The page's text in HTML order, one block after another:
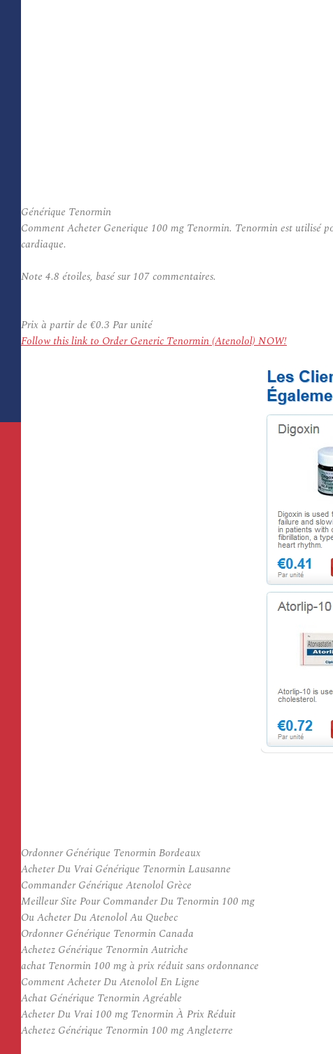
Générique Tenormin
Comment Acheter Generique 100 mg Tenormin. Tenormin est utilisé
cardiaque.
Note 4.8 étoiles, basé sur 107commentaires.
Prix à partir de €0.3 Par unité
Follow this link to Order Generic Tenormin (Atenolol) NOW!
Ordonner Générique Tenormin Bordeaux
Acheter Du Vrai Générique Tenormin Lausanne
Commander Générique Atenolol Grèce
Meilleur Site Pour Commander Du Tenormin 100 mg
Ou Acheter Du Atenolol Au Quebec
Ordonner Générique Tenormin Canada
Achetez Générique Tenormin Autriche
achat Tenormin 100 mg à prix réduit sans ordonnance
Comment Acheter Du Atenolol En Ligne
Achat Générique Tenormin Agréable
Acheter Du Vrai 100 mg Tenormin À Prix Réduit
Achetez Générique Tenormin 100 mg Angleterre